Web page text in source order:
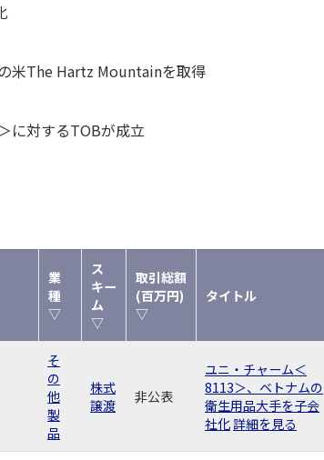
米The Hartz Mountainを取得
に対するTOBが成立
業
種
▽
ス
キー
ム
▽
取引総額
(百万円)
▽
タイトル
そ
の
他
製
品
株式
譲渡
非公表
ユニ・チャーム＜
8113＞、ベトナムの
衛生用品大手を子会
社化詳細を見る